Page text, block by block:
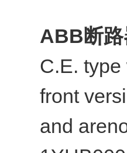
ABB断
C.E.
front
and